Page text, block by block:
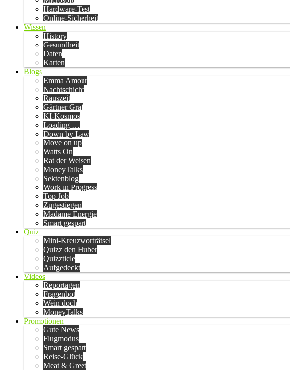
Hardware-Test
Online-Sicherheit
Wissen
History
Gesundheit
Daten
Karten
Blogs
Emma Amour
Nachtschicht
Rauszeit
Gärtner Graf
KI-Kosmos
Loading …
Down by Law
Move on up
Watts On
Rat der Weisen
MoneyTalks
Sektenblog
Work in Progress
Top Job
Zugestiegen
Madame Energie
Smart gespart
Quiz
Mini-Kreuzworträtsel
Quizz den Huber
Quizzticle
Aufgedeckt
Videos
Reportagen
Fragenbot
Wein doch
MoneyTalks
Promotionen
Gute News
Flugmodus
Smart gespart
Reise-Glück
Meat & Greet